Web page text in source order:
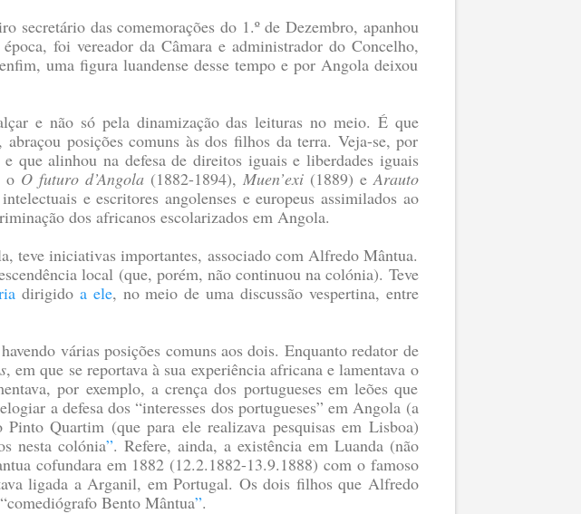
secretário das comemorações do 1.º de Dezembro, apanhou
foi vereador da Câmara e administrador do Concelho,
uma figura luandense desse tempo e por Angola deixou
e não só pela dinamização das leituras no meio. É que
posições comuns às dos filhos da terra. Veja-se, por
que alinhou na defesa de direitos iguais e liberdades iguais
o O futuro d’Angola(1882-1894), Muen’exi (1889) eArauto
e escritores angolenses e europeus assimilados ao
dos africanos escolarizados em Angola.
teve iniciativas importantes, associado com Alfredo Mântua.
local (que, porém, não continuou na colónia). Teve
dirigido a ele, no meio de uma discussão vespertina, entre
várias posições comuns aos dois. Enquanto redator de
, em que se reportava à sua experiência africana e lamentava o
por exemplo, a crença dos portugueses em leões que
a defesa dos “interesses dos portugueses” em Angola (a
Quartim (que para ele realizava pesquisas em Lisboa)
nesta colónia”. Refere, ainda, a existência em Luanda (não
cofundara em 1882 (12.2.1882-13.9.1888) com o famoso
ligada a Arganil, em Portugal. Os dois filhos que Alfredo
Bento Mântua”.